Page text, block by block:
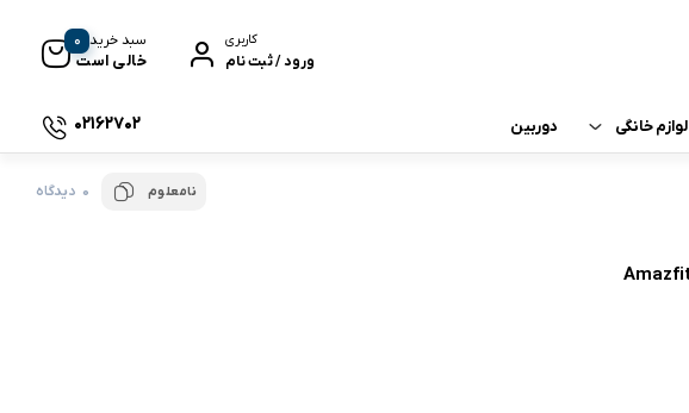
کاربری
ورود / ثبت نام
سبد خرید
خالی است
0
لوازم خانگی دوربین 02162702
نامعلوم 0 دیدگاه